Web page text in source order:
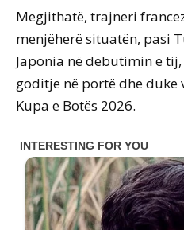
Megjithatë, trajneri
menjëherë situatën, pasi
Japonia në debutimin e
goditje në portë dhe
Kupa e Botës 2026.